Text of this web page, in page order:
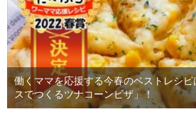
働くママを応援する今春のベストレシ
スでつくるツナコーンピザ」！